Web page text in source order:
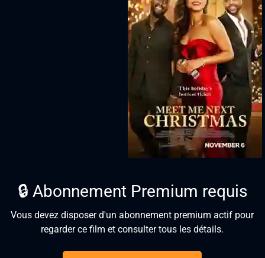
🔒 Abonnement Premium requis
Vous devez disposer d'un abonnement premium actif pour
regarder ce film et consulter tous les détails.